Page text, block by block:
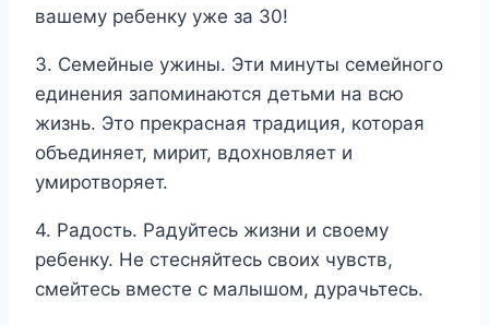
вашему ребенку уже за 30!
3. Семейные ужины. Эти минуты семейного
единения запоминаются детьми на всю
жизнь. Это прекрасная традиция, которая
объединяет, мирит, вдохновляет и
умиротворяет.
4. Радость. Радуйтесь жизни и своему
ребенку. Не стесняйтесь своих чувств,
смейтесь вместе с малышом, дурачьтесь.